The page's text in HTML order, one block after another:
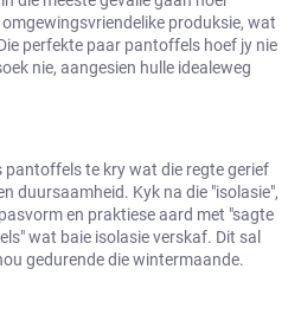
produksie, wat
perfekte paar pantoffels hoef jy nie
nie, aangesien hulle idealeweg
te kry wat die regte gerief
duursaamheid. Kyk na die "isolasie",
en praktiese aard met "sagte
wat baie isolasie verskaf. Dit sal
gedurende die wintermaande.